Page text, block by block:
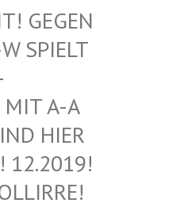
A-A
NIE
A UND
VER
DIE
PEN